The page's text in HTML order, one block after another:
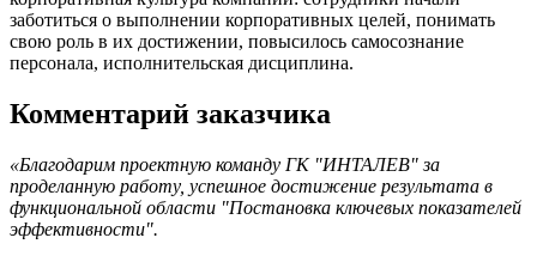
заботиться о выполнении корпоративных целей, понимать
свою роль в их достижении, повысилось самосознание
персонала, исполнительская дисциплина.
Комментарий заказчика
«Благодарим проектную команду ГК "ИНТАЛЕВ" за
проделанную работу, успешное достижение результата в
функциональной области "Постановка ключевых показателей
эффективности".